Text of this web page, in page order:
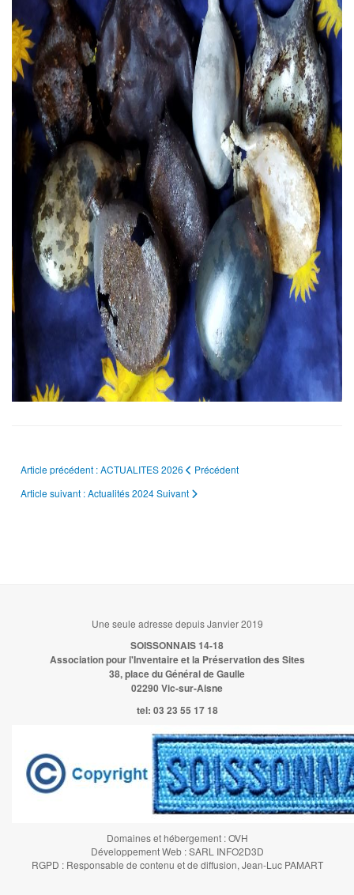
Article précédent : ACTUALITES 2026
Précédent
Article suivant : Actualités 2024Suivant
Une seule adresse depuis Janvier 2019
SOISSONNAIS 14-18
Association pour l'Inventaire et la Préservation des Sites
38, place du Général de Gaulle
02290 Vic-sur-Aisne
tel: 03 23 55 17 18
Domaines et hébergement : OVH
Développement Web : SARL INFO2D3D
RGPD : Responsable de contenu et de diffusion, Jean-Luc PAMART